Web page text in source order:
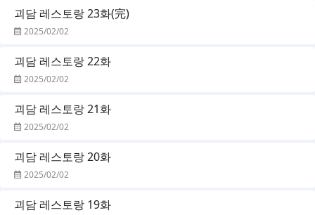
괴담 레스토랑 23화(完)
2025/02/02
괴담 레스토랑 22화
2025/02/02
괴담 레스토랑 21화
2025/02/02
괴담 레스토랑 20화
2025/02/02
괴담 레스토랑 19화